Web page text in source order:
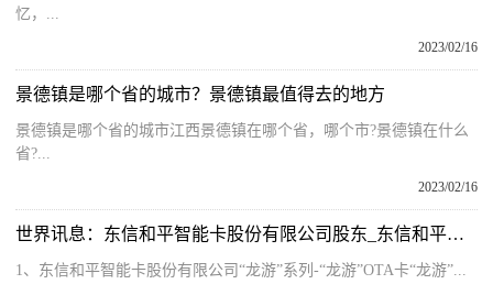
忆，...
2023/02/16
景德镇是哪个省的城市？景德镇最值得去的地方
景德镇是哪个省的城市江西景德镇在哪个省，哪个市?景德镇在什么
省?...
2023/02/16
世界讯息：东信和平智能卡股份有限公司股东_东信和平智能卡股份有限公司
1、东信和平智能卡股份有限公司“龙游”系列-“龙游”OTA卡“龙游”...